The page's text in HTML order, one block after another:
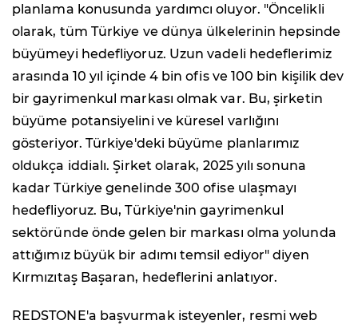
planlama konusunda yardımcı oluyor. "Öncelikli
olarak, tüm Türkiye ve dünya ülkelerinin hepsinde
büyümeyi hedefliyoruz. Uzun vadeli hedeflerimiz
arasında 10 yıl içinde 4 bin ofis ve 100 bin kişilik dev
bir gayrimenkul markası olmak var. Bu, şirketin
büyüme potansiyelini ve küresel varlığını
gösteriyor. Türkiye'deki büyüme planlarımız
oldukça iddialı. Şirket olarak, 2025 yılı sonuna
kadar Türkiye genelinde 300 ofise ulaşmayı
hedefliyoruz. Bu, Türkiye'nin gayrimenkul
sektöründe önde gelen bir markası olma yolunda
attığımız büyük bir adımı temsil ediyor" diyen
Kırmızıtaş Başaran, hedeflerini anlatıyor.
REDSTONE'a başvurmak isteyenler, resmi web